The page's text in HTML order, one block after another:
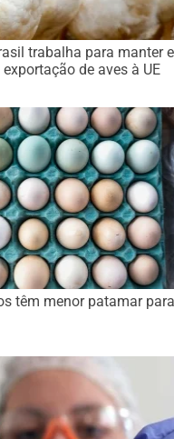
trabalha para manter
de aves à UE
têm menor patamar